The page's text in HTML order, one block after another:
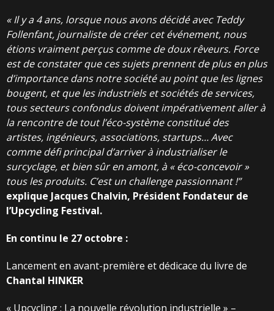
« Il y a 4 ans, lorsque nous avons décidé avec Teddy
Follenfant, journaliste de créer cet événement, nous
étions vraiment perçus comme de doux rêveurs. Force
est de constater que ces sujets prennent de plus en plus
d’importance dans notre société au point que les lignes
bougent, et que les industriels et sociétés de services,
tous secteurs confondus doivent impérativement aller à
la rencontre de tout l’éco-système constitué des
artistes, ingénieurs, associations, startups… Avec
comme défi principal d’arriver à industrialiser le
surcyclage, et bien sûr en amont, à « éco-concevoir »
tous les produits. C’est un challenge passionnant !”
explique Jacques Chalvin, Président Fondateur de
l’Upcycling Festival.
En continu le 27 octobre :
Lancement en avant-première et dédicace du livre de
Chantal HINKER
« Upcycling : La nouvelle révolution industrielle » –